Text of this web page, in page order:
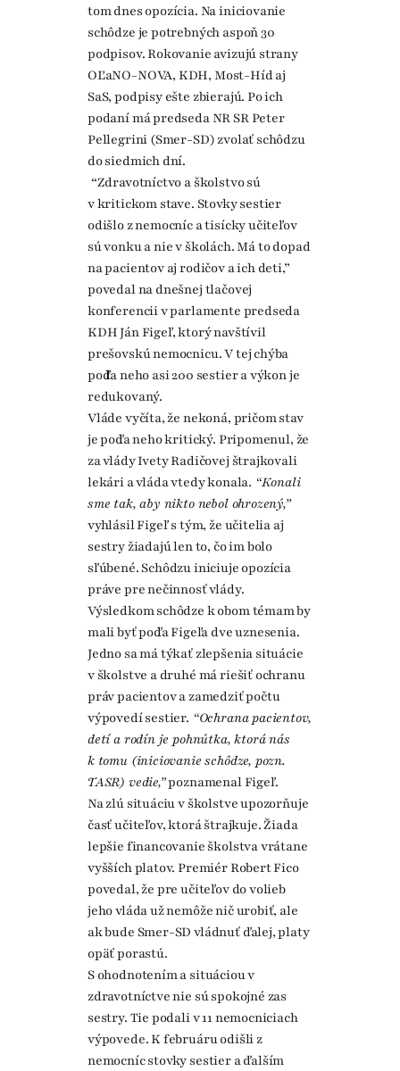
tom dnes opozícia. Na iniciovanie
schôdze je potrebných aspoň 30
podpisov. Rokovanie avizujú strany
OĽaNO-NOVA, KDH, Most-Híd aj
SaS, podpisy ešte zbierajú. Po ich
podaní má predseda NR SR Peter
Pellegrini (Smer-SD) zvolať schôdzu
do siedmich dní.
“Zdravotníctvo a školstvo sú
v kritickom stave. Stovky sestier
odišlo z nemocníc a tisícky učiteľov
sú vonku a nie v školách. Má to dopad
na pacientov aj rodičov a ich deti,”
povedal na dnešnej tlačovej
konferencii v parlamente predseda
KDH Ján Figeľ, ktorý navštívil
prešovskú nemocnicu. V tej chýba
podľa neho asi 200 sestier a výkon je
redukovaný.
Vláde vyčíta, že nekoná, pričom stav
je podľa neho kritický. Pripomenul, že
za vlády Ivety Radičovej štrajkovali
lekári a vláda vtedy konala. “Konali
sme tak, aby nikto nebol ohrozený,”
vyhlásil Figeľ s tým, že učitelia aj
sestry žiadajú len to, čo im bolo
sľúbené. Schôdzu iniciuje opozícia
práve pre nečinnosť vlády.
Výsledkom schôdze k obom témam by
mali byť podľa Figeľa dve uznesenia.
Jedno sa má týkať zlepšenia situácie
v školstve a druhé má riešiť ochranu
práv pacientov a zamedziť počtu
výpovedí sestier. “Ochrana pacientov,
detí a rodín je pohnútka, ktorá nás
k tomu (iniciovanie schôdze, pozn.
TASR) vedie,”poznamenal Figeľ.
Na zlú situáciu v školstve upozorňuje
časť učiteľov, ktorá štrajkuje. Žiada
lepšie financovanie školstva vrátane
vyšších platov. Premiér Robert Fico
povedal, že pre učiteľov do volieb
jeho vláda už nemôže nič urobiť, ale
ak bude Smer-SD vládnuť ďalej, platy
opäť porastú.
S ohodnotením a situáciou v
zdravotníctve nie sú spokojné zas
sestry. Tie podali v 11 nemocniciach
výpovede. K februáru odišli z
nemocníc stovky sestier a ďalším